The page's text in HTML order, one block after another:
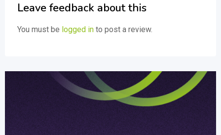
Leave feedback about this
You must be logged in to post a review.